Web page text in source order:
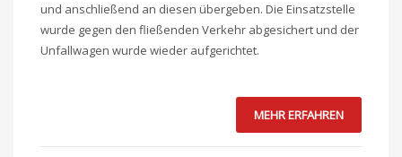
und anschließend an diesen übergeben. Die Einsatzstelle
wurde gegen den fließenden Verkehr abgesichert und der
Unfallwagen wurde wieder aufgerichtet.
MEHR ERFAHREN